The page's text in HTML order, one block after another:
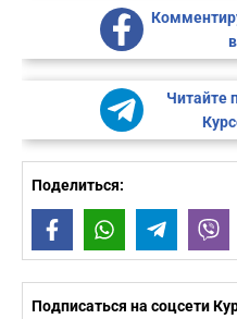
Читайте
Поделиться:
FacebookWhatsAppTelegram
Подписаться на соцсети